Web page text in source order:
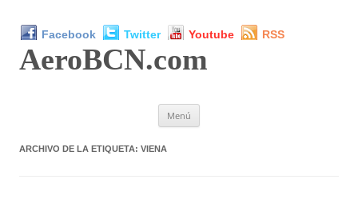
Facebook Twitter Youtube RSS
AeroBCN.com
Menú
ARCHIVO DE LA ETIQUETA: VIENA